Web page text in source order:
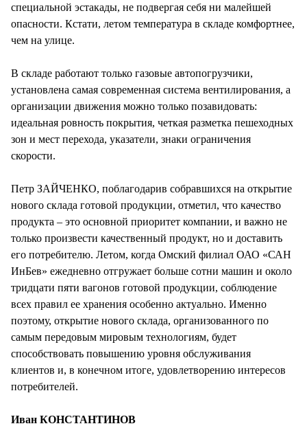
специальной эстакады, не подвергая себя ни малейшей
опасности. Кстати, летом температура в складе комфортнее,
чем на улице.
В складе работают только газовые автопогрузчики,
установлена самая современная система вентилирования, а
организации движения можно только позавидовать:
идеальная ровность покрытия, четкая разметка пешеходных
зон и мест перехода, указатели, знаки ограничения
скорости.
Петр ЗАЙЧЕНКО, поблагодарив собравшихся на открытие
нового склада готовой продукции, отметил, что качество
продукта – это основной приоритет компании, и важно не
только произвести качественный продукт, но и доставить
его потребителю. Летом, когда Омский филиал ОАО «САН
ИнБев» ежедневно отгружает больше сотни машин и около
тридцати пяти вагонов готовой продукции, соблюдение
всех правил ее хранения особенно актуально. Именно
поэтому, открытие нового склада, организованного по
самым передовым мировым технологиям, будет
способствовать повышению уровня обслуживания
клиентов и, в конечном итоге, удовлетворению интересов
потребителей.
Иван КОНСТАНТИНОВ